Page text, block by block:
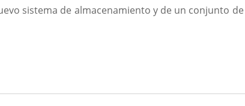
sistema de almacenamiento y de un conjunto